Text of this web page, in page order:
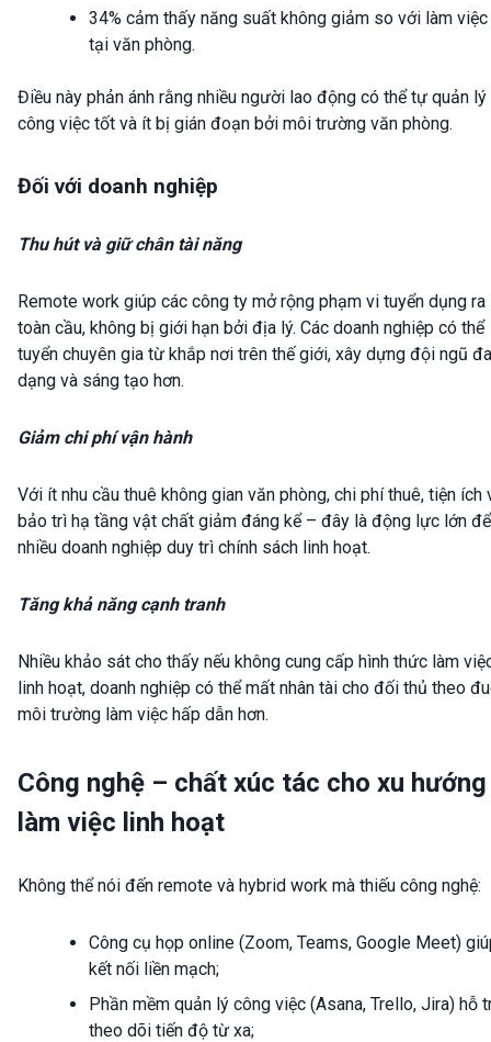
34% cảm thấy năng suất không giảm so với làm việc
tại văn phòng.
Điều này phản ánh rằng nhiều người lao động có thể tự quản lý
công việc tốt và ít bị gián đoạn bởi môi trường văn phòng.
Đối với doanh nghiệp
Thu hút và giữ chân tài năng
Remote work giúp các công ty mở rộng phạm vi tuyển dụng ra
toàn cầu, không bị giới hạn bởi địa lý. Các doanh nghiệp có thể
tuyển chuyên gia từ khắp nơi trên thế giới, xây dựng đội ngũ đa
dạng và sáng tạo hơn.
Giảm chi phí vận hành
Với ít nhu cầu thuê không gian văn phòng, chi phí thuê, tiện ích
bảo trì hạ tầng vật chất giảm đáng kể – đây là động lực lớn để
nhiều doanh nghiệp duy trì chính sách linh hoạt.
Tăng khả năng cạnh tranh
Nhiều khảo sát cho thấy nếu không cung cấp hình thức làm
linh hoạt, doanh nghiệp có thể mất nhân tài cho đối thủ theo
môi trường làm việc hấp dẫn hơn.
Công nghệ – chất xúc tác cho xu hướng
làm việc linh hoạt
Không thể nói đến remote và hybrid work mà thiếu công nghệ:
Công cụ họp online (Zoom, Teams, Google Meet)
kết nối liền mạch;
Phần mềm quản lý công việc (Asana, Trello, Jira) hỗ
theo dõi tiến độ từ xa;